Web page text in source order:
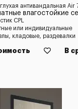
антивандальная Air
влагостойкие
CPL
или индивидуальные
кладовые, раздевалки
В